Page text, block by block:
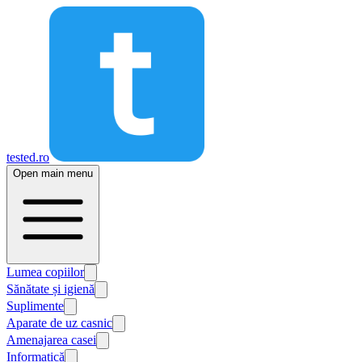
tested.ro
Open main menu
Lumea copiilor
Sănătate și igienă
Suplimente
Aparate de uz casnic
Amenajarea casei
Informatică